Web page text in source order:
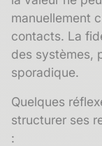
manuellement
contacts. La
des systèmes,
sporadique.
Quelques
structurer ses
: